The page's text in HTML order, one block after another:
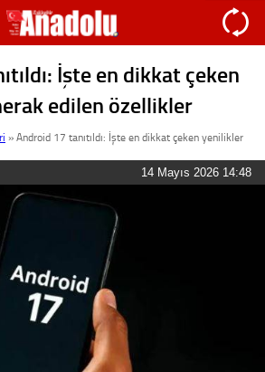
İşte en dikkat çeken
edilen özellikler
»Android 17 tanıtıldı: İşte en dikkat çeken yenilikler
14 Mayıs 2026 14:48